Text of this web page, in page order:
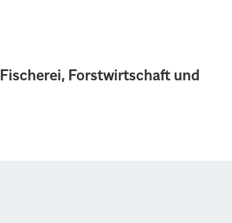
Forstwirtschaft und